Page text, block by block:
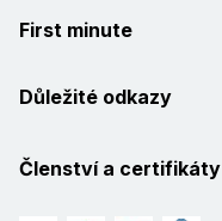
First minute
Důležité odkazy
Členství a certifikáty